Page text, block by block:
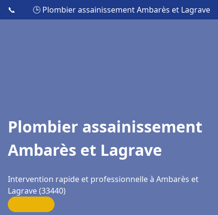
📞 🕒 Plombier assainissement Ambarès et Lagrave
Plombier assainissement
Ambarès et Lagrave
Intervention rapide et professionnelle à Ambarès et
Lagrave (33440)